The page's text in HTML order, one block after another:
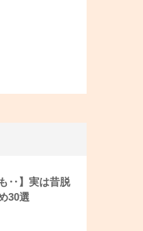
‥】実は昔脱
30選